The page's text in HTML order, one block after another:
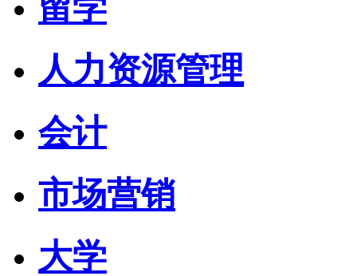
留学
人力资源管理
会计
市场营销
大学